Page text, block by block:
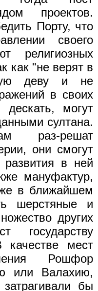
проектов.
Порту, что
своего
религиозных
как "не верят в
деву и не
в своих
могут
султана.
раз-решат
они смогут
в ней
мануфактур,
в ближайшем
шерстяные и
других
государству
качестве мест
Рошфор
или Валахию,
бы